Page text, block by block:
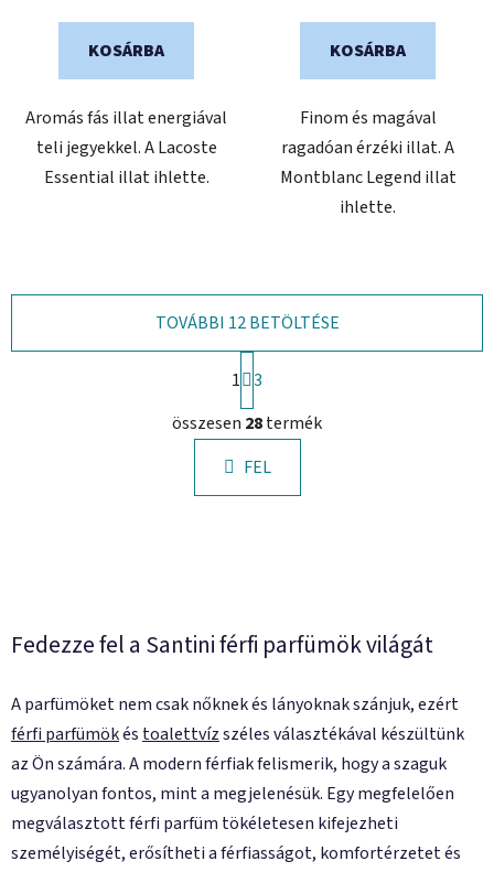
0,0
KOSÁRBA
Aromás fás illat energiával
teli jegyekkel. A Lacoste
Essential illat ihlette.
5,0
KOSÁRBA
Finom és magával
ragadóan érzéki illat. A
Montblanc Legend illat
ihlette.
L
i
s
t
a
í
á
s
e
l
e
m
e
TOVÁBBI 12 BETÖLTÉSE
L
a
p
o
z
á
1 3
összesen 28termék
FEL
Fedezze fel a Santini férfi parfümök világát
A parfümöket nem csak nőknek és lányoknak szánjuk, ezért
férfi parfümökés toalettvízszéles választékával készültünk
az Ön számára. A modern férfiak felismerik, hogy a szaguk
ugyanolyan fontos, mint a megjelenésük. Egy megfelelően
megválasztott férfi parfüm tökéletesen kifejezheti
személyiségét, erősítheti a férfiasságot, komfortérzetet és